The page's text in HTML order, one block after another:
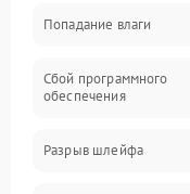
Управление
Электропитание
Попадание влаги
Сбой программного
обеспечения
Разрыв шлейфа